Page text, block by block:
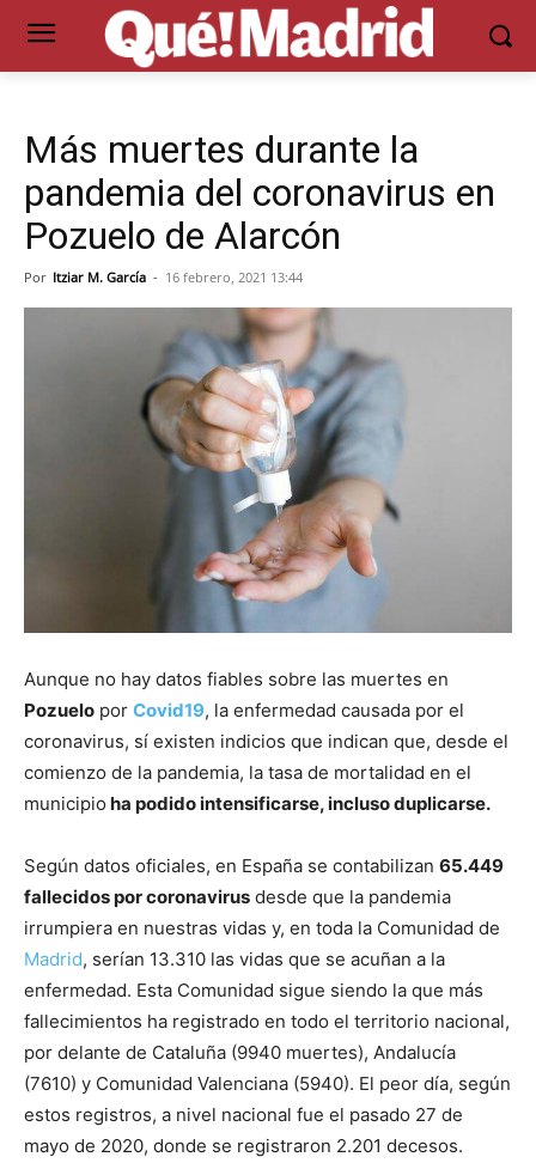
Más muertes durante la
pandemia del coronavirus en
Pozuelo de Alarcón
Por Itziar M. García - 16 febrero, 2021 13:44
Aunque no hay datos fiables sobre las muertes en
Pozuelo por Covid19, la enfermedad causada por el
coronavirus, sí existen indicios que indican que, desde el
comienzo de la pandemia, la tasa de mortalidad en el
municipio ha podido intensificarse, incluso duplicarse.
Según datos oficiales, en España se contabilizan 65.449
fallecidos por coronavirus desde que la pandemia
irrumpiera en nuestras vidas y, en toda la Comunidad de
Madrid, serían 13.310 las vidas que se acuñan a la
enfermedad. Esta Comunidad sigue siendo la que más
fallecimientos ha registrado en todo el territorio nacional,
por delante de Cataluña (9940 muertes), Andalucía
(7610) y Comunidad Valenciana (5940). El peor día, según
estos registros, a nivel nacional fue el pasado 27 de
mayo de 2020, donde se registraron 2.201 decesos.